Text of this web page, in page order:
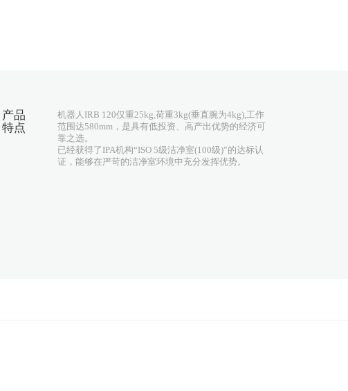
机器人IRB 120仅重25kg,荷重3kg(垂直腕为4kg),工作
范围达580mm，是具有低投资、高产出优势的经济可
靠之选。
已经获得了IPA机构“ISO 5级洁净室(100级)”的达标认
证，能够在严苛的洁净室环境中充分发挥优势。
产品
特点